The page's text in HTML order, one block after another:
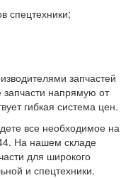
спецтехники;
запчастей
напрямую от
гибкая система цен.
все необходимое на
На нашем складе
для широкого
и спецтехники.